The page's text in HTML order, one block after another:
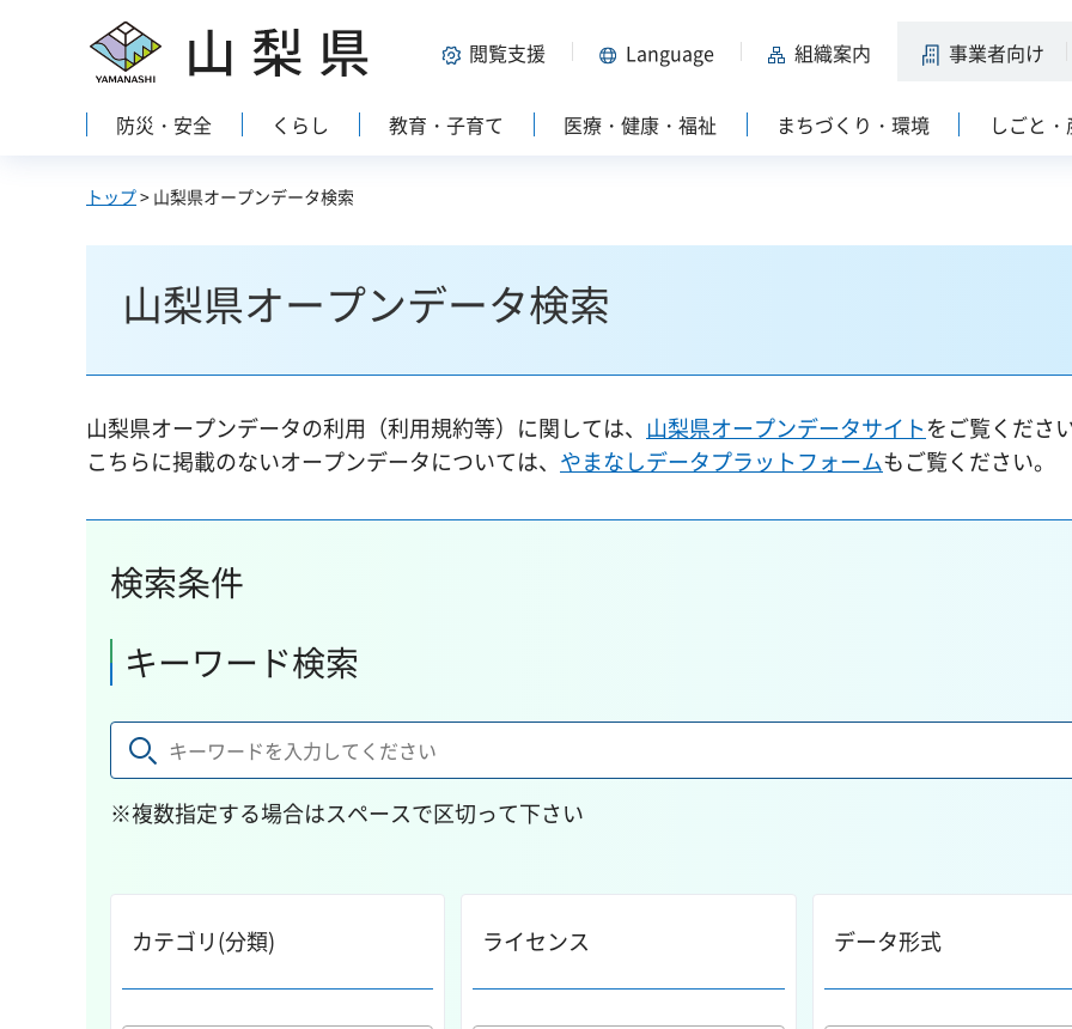
山梨県 閲覧支援 Language 組織案内 事業者向け
防災・安全 くらし 教育・子育て 医療・健康・福祉 まちづくり・環境 しごと
トップ> 山梨県オープンデータ検索
山梨県オープンデータ検索
山梨県オープンデータの利用（利用規約等）に関しては、 山梨県オープンデータサイトをご覧くださ
こちらに掲載のないオープンデータについては、 やまなしデータプラットフォームもご覧ください。
検索条件
キーワード検索
※複数指定する場合はスペースで区切って下さい
カテゴリ(分類) ライセンス データ形式